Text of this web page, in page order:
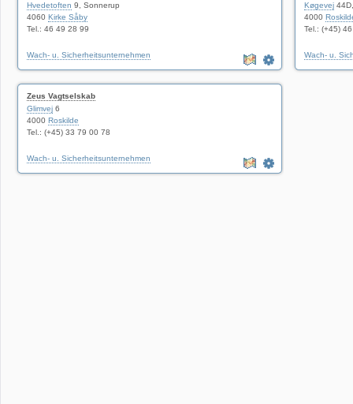
Hvedetoften 9, Sonnerup
4060 Kirke Såby
Tel.: 46 49 28 99
Wach- u. Sicherheitsunternehmen
Køgevej
4000
Tel.: (+45)
Wach- u.
Zeus Vagtselskab
Glimvej 6
4000 Roskilde
Tel.: (+45) 33 79 00 78
Wach- u. Sicherheitsunternehmen